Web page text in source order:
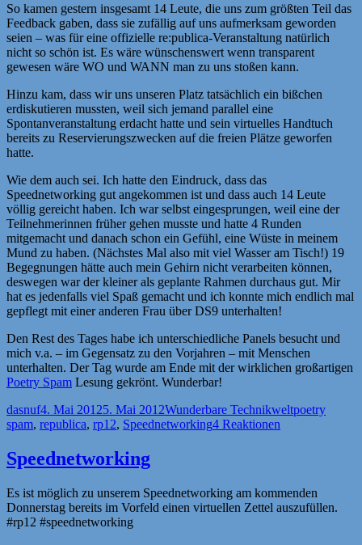
So kamen gestern insgesamt 14 Leute, die uns zum größten Teil das
Feedback gaben, dass sie zufällig auf uns aufmerksam geworden
seien – was für eine offizielle re:publica-Veranstaltung natürlich
nicht so schön ist. Es wäre wünschenswert wenn transparent
gewesen wäre WO und WANN man zu uns stoßen kann.
Hinzu kam, dass wir uns unseren Platz tatsächlich ein bißchen
erdiskutieren mussten, weil sich jemand parallel eine
Spontanveranstaltung erdacht hatte und sein virtuelles Handtuch
bereits zu Reservierungszwecken auf die freien Plätze geworfen
hatte.
Wie dem auch sei. Ich hatte den Eindruck, dass das
Speednetworking gut angekommen ist und dass auch 14 Leute
völlig gereicht haben. Ich war selbst eingesprungen, weil eine der
Teilnehmerinnen früher gehen musste und hatte 4 Runden
mitgemacht und danach schon ein Gefühl, eine Wüste in meinem
Mund zu haben. (Nächstes Mal also mit viel Wasser am Tisch!) 19
Begegnungen hätte auch mein Gehirn nicht verarbeiten können,
deswegen war der kleiner als geplante Rahmen durchaus gut. Mir
hat es jedenfalls viel Spaß gemacht und ich konnte mich endlich mal
gepflegt mit einer anderen Frau über DS9 unterhalten!
Den Rest des Tages habe ich unterschiedliche Panels besucht und
mich v.a. – im Gegensatz zu den Vorjahren – mit Menschen
unterhalten. Der Tag wurde am Ende mit der wirklichen großartigen
Poetry Spam Lesung gekrönt. Wunderbar!
Autor
dasnufVeröffentlicht
am
4. Mai 20125. Mai 2012Kategorien
Wunderbare TechnikweltSchlagwörter
poetry
spam, republica, rp12, Speednetworking4 Reaktionen
Speednetworking
Es ist möglich zu unserem Speednetworking am kommenden
Donnerstag bereits im Vorfeld einen virtuellen Zettel auszufüllen.
#rp12 #speednetworking